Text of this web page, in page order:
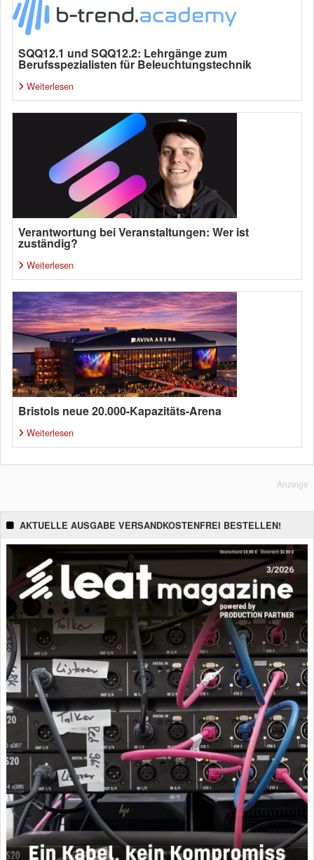
SQQ12.1 und SQQ12.2: Lehrgänge zum
Berufsspezialisten für Beleuchtungstechnik
Weiterlesen
Verantwortung bei Veranstaltungen: Wer ist
zuständig?
Weiterlesen
Bristols neue 20.000-Kapazitäts-Arena
Weiterlesen
Anzeige
AKTUELLE AUSGABE VERSANDKOSTENFREI BESTELLEN!